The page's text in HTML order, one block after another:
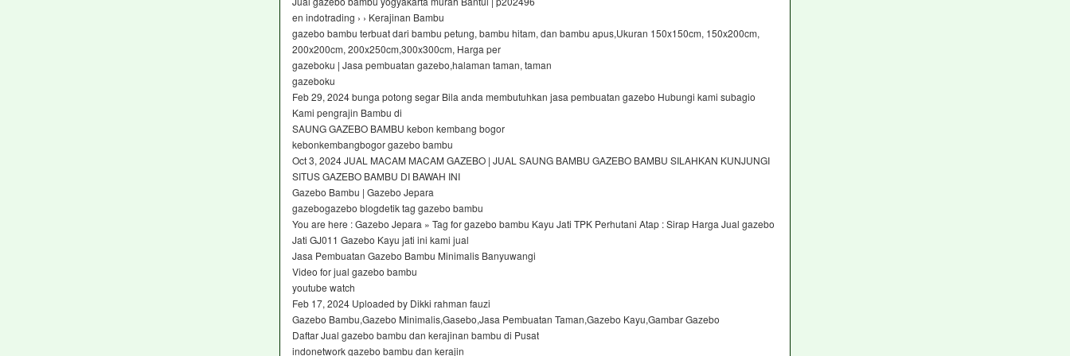
en indotrading › › Kerajinan Bambu
gazebo bambu terbuat dari bambu petung, bambu hitam, dan bambu apus,Ukuran 150x150cm, 150x200cm,
200x200cm, 200x250cm,300x300cm, Harga per
gazeboku | Jasa pembuatan gazebo,halaman taman, taman
gazeboku
Feb 29, 2024 bunga potong segar Bila anda membutuhkan jasa pembuatan gazebo Hubungi kami subagio
Kami pengrajin Bambu di
SAUNG GAZEBO BAMBU kebon kembang bogor
kebonkembangbogor gazebo bambu
Oct 3, 2024 JUAL MACAM MACAM GAZEBO | JUAL SAUNG BAMBU GAZEBO BAMBU SILAHKAN KUNJUNGI
SITUS GAZEBO BAMBU DI BAWAH INI
Gazebo Bambu | Gazebo Jepara
gazebogazebo blogdetik tag gazebo bambu
You are here : Gazebo Jepara » Tag for gazebo bambu Kayu Jati TPK Perhutani Atap : Sirap Harga Jual gazebo
Jati GJ011 Gazebo Kayu jati ini kami jual
Jasa Pembuatan Gazebo Bambu Minimalis Banyuwangi
Video for jual gazebo bambu
youtube watch
Feb 17, 2024 Uploaded by Dikki rahman fauzi
Gazebo Bambu,Gazebo Minimalis,Gasebo,Jasa Pembuatan Taman,Gazebo Kayu,Gambar Gazebo
Daftar Jual gazebo bambu dan kerajinan bambu di Pusat
indonetwork gazebo bambu dan kerajin